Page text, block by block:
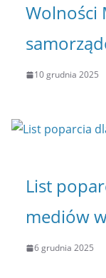
Wolności
10 grudnia 2025
List
mediów
6 grudnia 2025